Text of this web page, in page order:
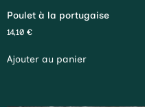
Poulet à la portugaise
14,10 €
Ajouter au panier